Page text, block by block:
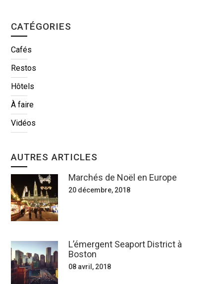
CATÉGORIES
Cafés
Restos
Hôtels
À faire
Vidéos
AUTRES ARTICLES
Marchés de Noël en Europe
20 décembre, 2018
L’émergent Seaport District à
Boston
08 avril, 2018